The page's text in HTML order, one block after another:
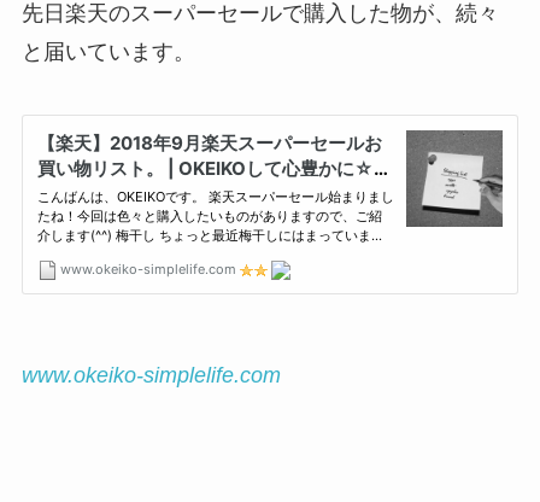
先日楽天のスーパーセールで購入した物が、続々
と届いています。
www.okeiko-simplelife.com